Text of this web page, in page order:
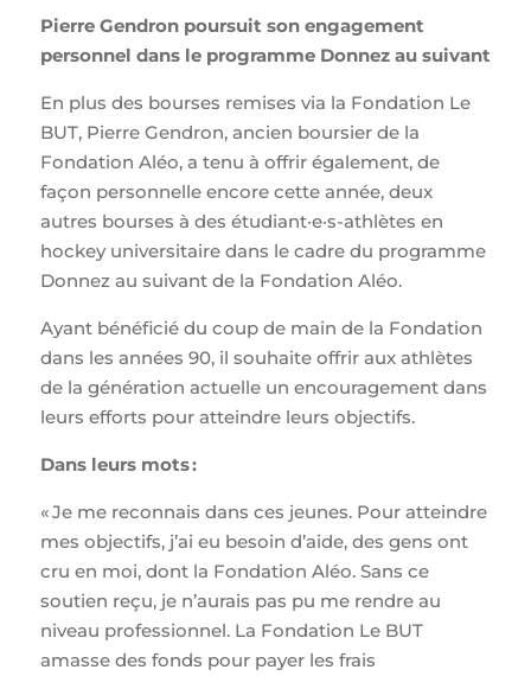
Pierre Gendron poursuit son engagement
personnel dans le programme Donnez au suivant
En plus des bourses remises via la Fondation Le
BUT, Pierre Gendron, ancien boursier de la
Fondation Aléo, a tenu à offrir également, de
façon personnelle encore cette année, deux
autres bourses à des étudiant·e·s-athlètes en
hockey universitaire dans le cadre du programme
Donnez au suivant de la Fondation Aléo.
Ayant bénéficié du coup de main de la Fondation
dans les années 90, il souhaite offrir aux athlètes
de la génération actuelle un encouragement dans
leurs efforts pour atteindre leurs objectifs.
Dans leurs mots :
« Je me reconnais dans ces jeunes. Pour atteindre
mes objectifs, j’ai eu besoin d’aide, des gens ont
cru en moi, dont la Fondation Aléo. Sans ce
soutien reçu, je n’aurais pas pu me rendre au
niveau professionnel. La Fondation Le BUT
amasse des fonds pour payer les frais